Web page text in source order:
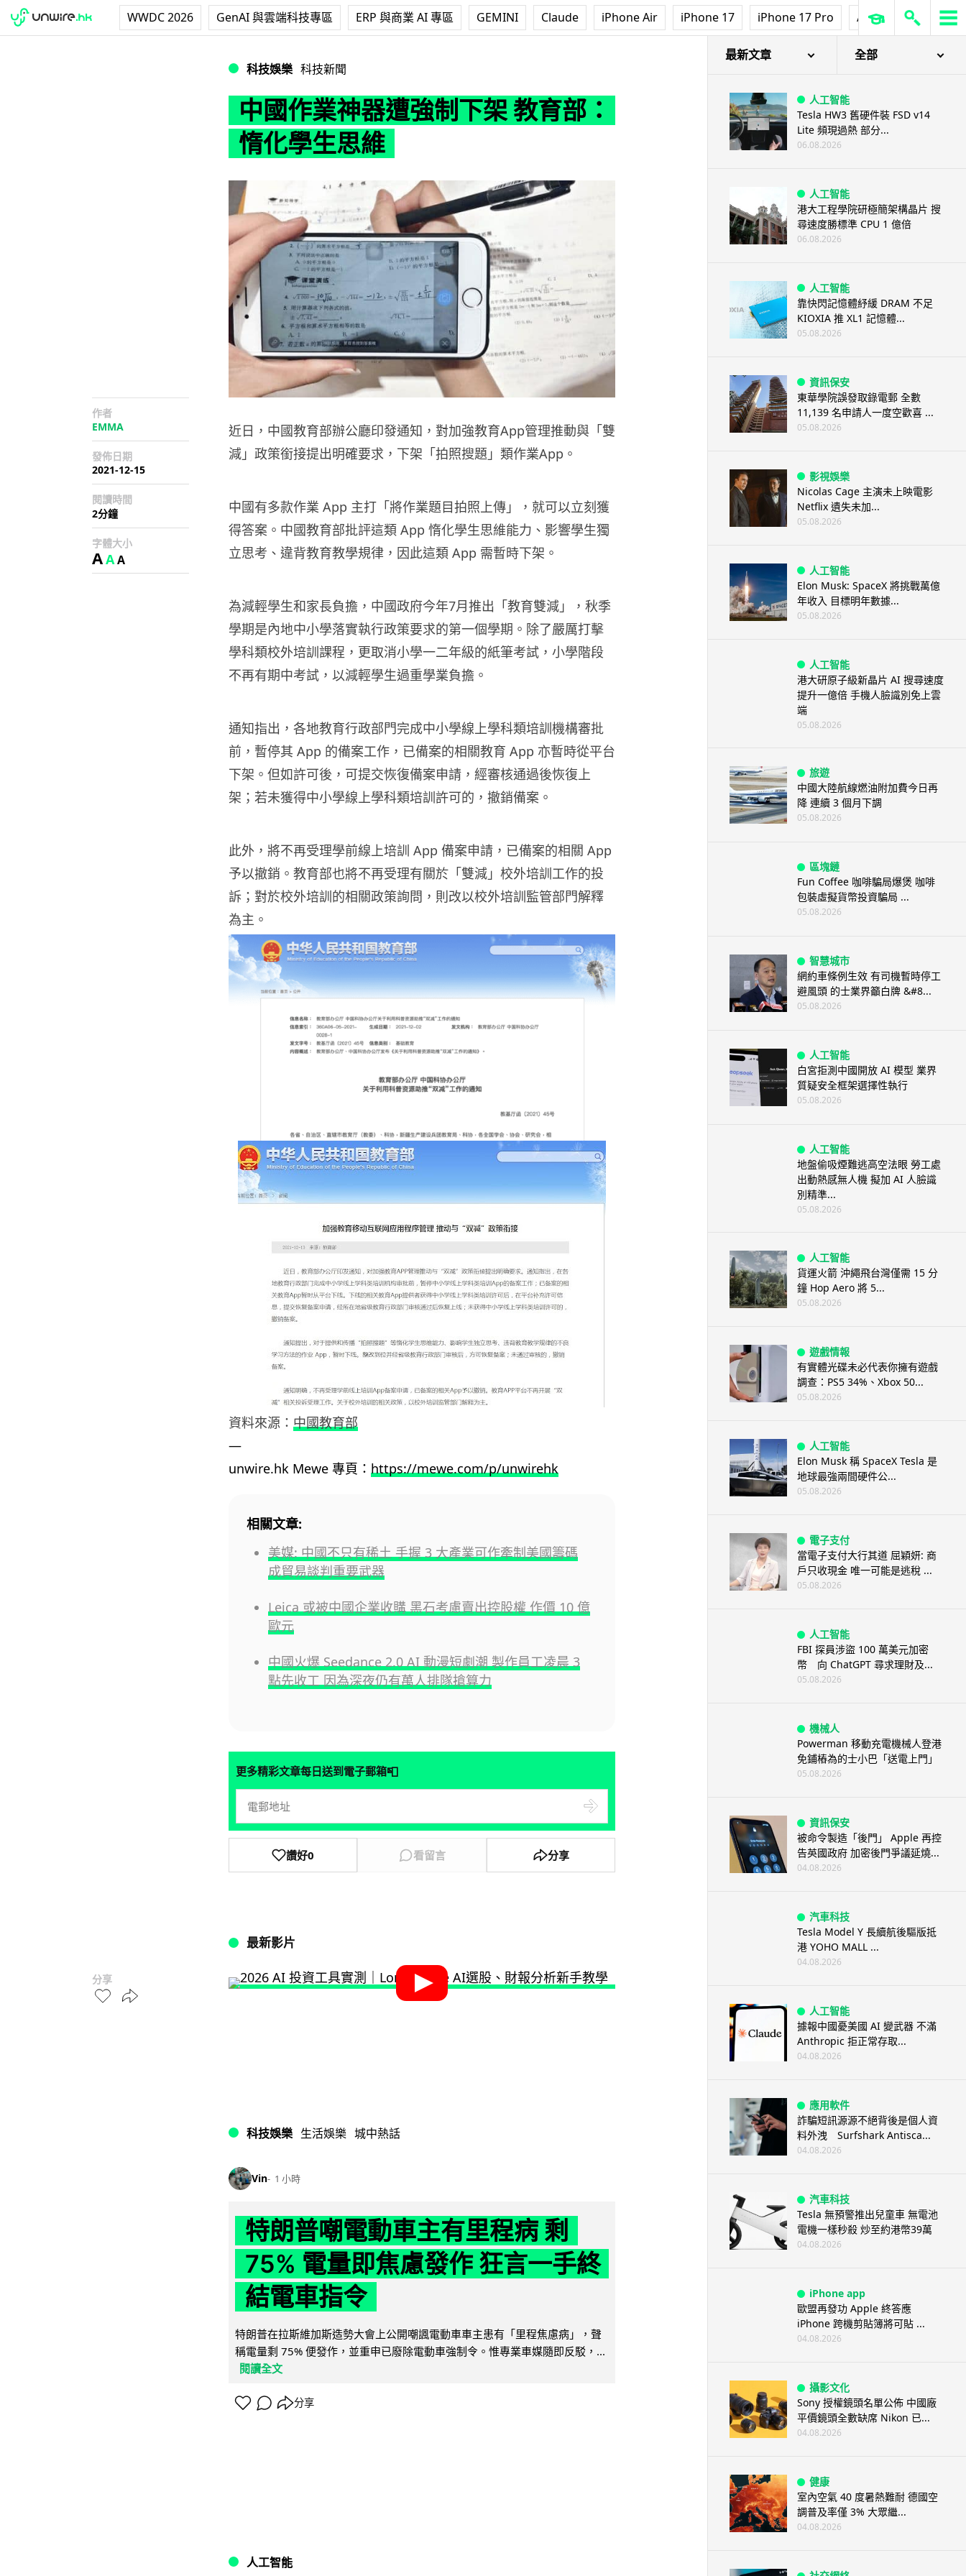
WWDC 2026 GenAI 與雲端科技專區 ERP 與商業 AI 專區 GEMINI Claude iPhone Air iPhone 17 iPhone 17 Pro AirPods Pro 3
科技娛樂 科技新聞
中國作業神器遭強制下架 教育部：
惰化學生思維
作者
EMMA
發佈日期
2021-12-15
閱讀時間
2分鐘
字體大小
AAA
分享
近日，中國教育部辦公廳印發通知，對加強教育App管理推動與「雙
減」政策銜接提出明確要求，下架「拍照搜題」類作業App。
中國有多款作業 App 主打「將作業題目拍照上傳」，就可以立刻獲
得答案。中國教育部批評這類 App 惰化學生思維能力、影響學生獨
立思考、違背教育教學規律，因此這類 App 需暫時下架。
為減輕學生和家長負擔，中國政府今年7月推出「教育雙減」，秋季
學期是內地中小學落實執行政策要求的第一個學期。除了嚴厲打擊
學科類校外培訓課程，更取消小學一二年級的紙筆考試，小學階段
不再有期中考試，以減輕學生過重學業負擔。
通知指出，各地教育行政部門完成中小學線上學科類培訓機構審批
前，暫停其 App 的備案工作，已備案的相關教育 App 亦暫時從平台
下架。但如許可後，可提交恢復備案申請，經審核通過後恢復上
架；若未獲得中小學線上學科類培訓許可的，撤銷備案。
此外，將不再受理學前線上培訓 App 備案申請，已備案的相關 App
予以撤銷。教育部也將不再受理有關於「雙減」校外培訓工作的投
訴；對於校外培訓的相關政策詢問，則改以校外培訓監管部門解釋
為主。
資料來源： 中國教育部
—
unwire.hk Mewe 專頁： https://mewe.com/p/unwirehk
相關文章:
美媒: 中國不只有稀土 手握 3 大產業可作牽制美國籌碼
成貿易談判重要武器
Leica 或被中國企業收購 黑石考慮賣出控股權 作價 10 億
歐元
中國火爆 Seedance 2.0 AI 動漫短劇潮 製作員工凌晨 3
點先收工 因為深夜仍有萬人排隊搶算力
更多精彩文章每日送到電子郵箱📮
讚好0 看留言 分享
最新影片
科技娛樂 生活娛樂 城中熱話
Vin 1 小時
特朗普嘲電動車主有里程病 剩
75% 電量即焦慮發作 狂言一手終
結電車指令
特朗普在拉斯維加斯造勢大會上公開嘲諷電動車車主患有「里程焦慮病」，聲
稱電量剩 75% 便發作，並重申已廢除電動車強制令。惟專業車媒隨即反駁，...
閱讀全文
分享
人工智能
最新文章 全部
人工智能
Tesla HW3 舊硬件裝 FSD v14
Lite 頻現過熱 部分...
06.08.2026
人工智能
港大工程學院研極簡架構晶片 搜
尋速度勝標準 CPU 1 億倍
06.08.2026
人工智能
靠快閃記憶體紓緩 DRAM 不足
KIOXIA 推 XL1 記憶體...
05.08.2026
資訊保安
東華學院誤發取錄電郵 全數
11,139 名申請人一度空歡喜 ...
05.08.2026
影視娛樂
Nicolas Cage 主演未上映電影
Netflix 遺失未加...
05.08.2026
人工智能
Elon Musk: SpaceX 將挑戰萬億
年收入 目標明年數據...
05.08.2026
人工智能
港大研原子級新晶片 AI 搜尋速度
提升一億倍 手機人臉識別免上雲
端
05.08.2026
旅遊
中國大陸航線燃油附加費今日再
降 連續 3 個月下調
05.08.2026
區塊鏈
Fun Coffee 咖啡騙局爆煲 咖啡
包裝虛擬貨幣投資騙局 ...
05.08.2026
智慧城市
網約車條例生效 有司機暫時停工
避風頭 的士業界籲白牌 &#8...
05.08.2026
人工智能
白宮拒測中國開放 AI 模型 業界
質疑安全框架選擇性執行
05.08.2026
人工智能
地盤偷吸煙難逃高空法眼 勞工處
出動熱感無人機 擬加 AI 人臉識
別精準...
05.08.2026
人工智能
貨運火箭 沖繩飛台灣僅需 15 分
鐘 Hop Aero 將 5...
05.08.2026
遊戲情報
有實體光碟未必代表你擁有遊戲
調查：PS5 34%、Xbox 50...
05.08.2026
人工智能
Elon Musk 稱 SpaceX Tesla 是
地球最強兩間硬件公...
05.08.2026
電子支付
當電子支付大行其道 屈穎妍: 商
戶只收現金 唯一可能是逃稅 ...
05.08.2026
人工智能
FBI 探員涉盜 100 萬美元加密
幣 向 ChatGPT 尋求理財及...
05.08.2026
機械人
Powerman 移動充電機械人登港
免鋪樁為的士小巴「送電上門」
05.08.2026
資訊保安
被命令製造「後門」 Apple 再控
告英國政府 加密後門爭議延燒...
04.08.2026
汽車科技
Tesla Model Y 長續航後驅版抵
港 YOHO MALL ...
04.08.2026
人工智能
據報中國憂美國 AI 變武器 不滿
Anthropic 拒正常存取...
04.08.2026
應用軟件
詐騙短訊源源不絕背後是個人資
料外洩 Surfshark Antisca...
04.08.2026
汽車科技
Tesla 無預警推出兒童車 無電池
電機一樣秒殺 炒至約港幣39萬
04.08.2026
iPhone app
歐盟再發功 Apple 終答應
iPhone 跨機剪貼簿將可貼 ...
04.08.2026
攝影文化
Sony 授權鏡頭名單公佈 中國廠
平價鏡頭全數缺席 Nikon 已...
04.08.2026
健康
室內空氣 40 度暑熱難耐 德國空
調普及率僅 3% 大眾繼...
04.08.2026